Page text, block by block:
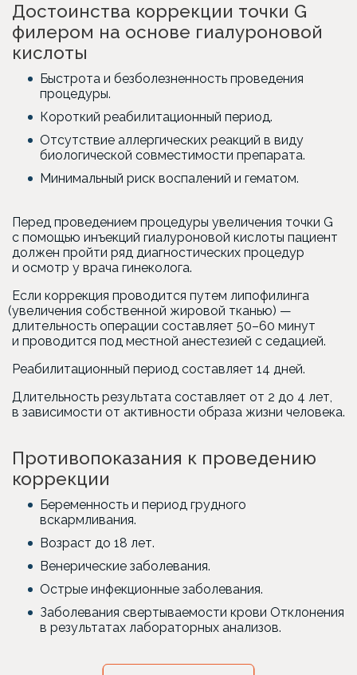
Достоинства коррекции точки G
филером на основе гиалуроновой
кислоты
Быстрота и безболезненность проведения
процедуры.
Короткий реабилитационный период.
Отсутствие аллергических реакций в виду
биологической совместимости препарата.
Минимальный риск воспалений и гематом.
Перед проведением процедуры увеличения точки G
с помощью инъекций гиалуроновой кислоты пациент
должен пройти ряд диагностических процедур
и осмотр у врача гинеколога.
Если коррекция проводится путем липофилинга
(увеличения собственной жировой тканью) —
длительность операции составляет 50–60 минут
и проводится под местной анестезией с седацией.
Реабилитационный период составляет 14 дней.
Длительность результата составляет от 2 до 4 лет,
в зависимости от активности образа жизни человека.
Противопоказания к проведению
коррекции
Беременность и период грудного
вскармливания.
Возраст до 18 лет.
Венерические заболевания.
Острые инфекционные заболевания.
Заболевания свертываемости крови Отклонения
в результатах лабораторных анализов.